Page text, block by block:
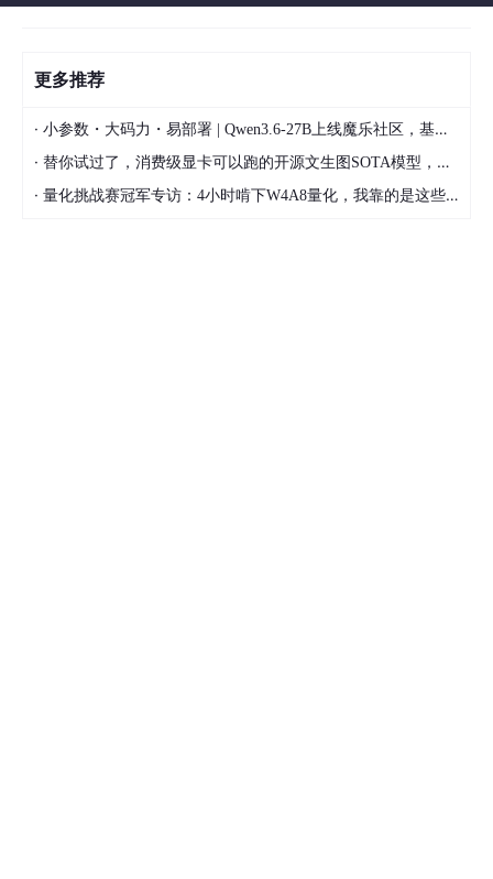
更多推荐
· 小参数・大码力・易部署 | Qwen3.6-27B上线魔乐社区，基于昇腾的部署教程来了
· 替你试过了，消费级显卡可以跑的开源文生图SOTA模型，顶级渲染、高密度文本绘图
· 量化挑战赛冠军专访：4小时啃下W4A8量化，我靠的是这些经验